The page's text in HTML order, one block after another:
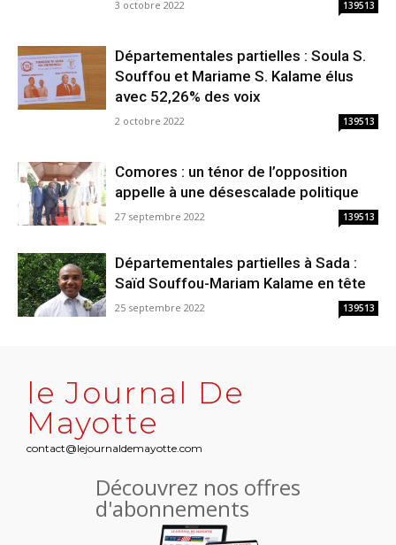
3 octobre 2022 139513
Départementales partielles : Soula S.
Souffou et Mariame S. Kalame élus
avec 52,26% des voix
2 octobre 2022 139513
Comores : un ténor de l’opposition
appelle à une désescalade politique
27 septembre 2022 139513
Départementales partielles à Sada :
Saïd Souffou-Mariam Kalame en tête
25 septembre 2022 139513
le Journal De
Mayotte
contact@lejournaldemayotte.com
Découvrez nos offres
d'abonnements